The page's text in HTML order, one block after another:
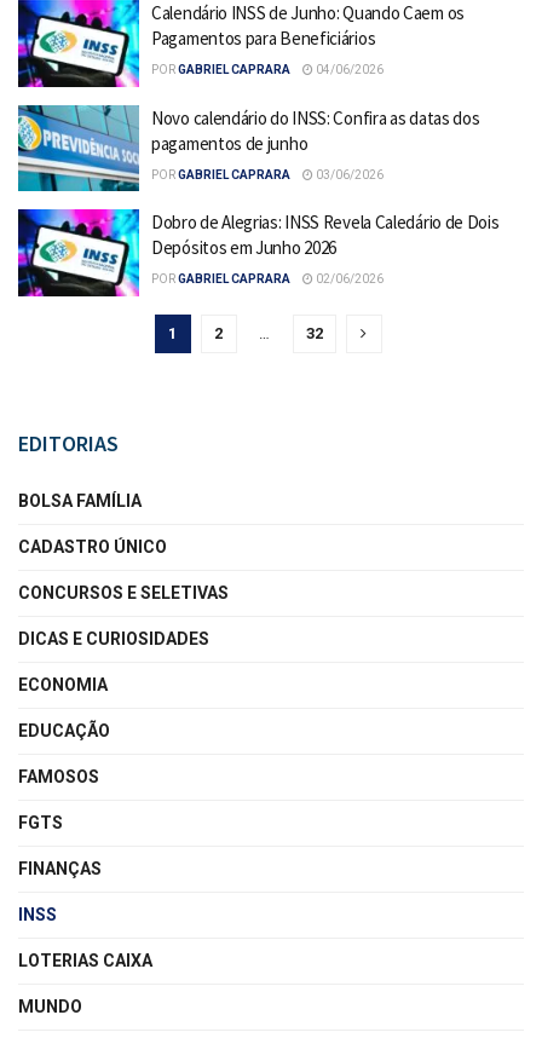
Calendário INSS de Junho: Quando Caem os
Pagamentos para Beneficiários
PORGABRIEL CAPRARA 04/06/2026
Novo calendário do INSS: Confira as datas dos
pagamentos de junho
PORGABRIEL CAPRARA 03/06/2026
Dobro de Alegrias: INSS Revela Caledário de Dois
Depósitos em Junho 2026
PORGABRIEL CAPRARA 02/06/2026
1 2 32
EDITORIAS
BOLSA FAMÍLIA
CADASTRO ÚNICO
CONCURSOS E SELETIVAS
DICAS E CURIOSIDADES
ECONOMIA
EDUCAÇÃO
FAMOSOS
FGTS
FINANÇAS
INSS
LOTERIAS CAIXA
MUNDO